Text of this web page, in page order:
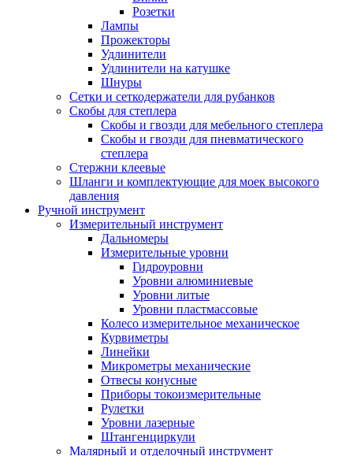
Розетки
Лампы
Прожекторы
Удлинители
Удлинители на катушке
Шнуры
Сетки и сеткодержатели для рубанков
Скобы для степлера
Скобы и гвозди для мебельного степлера
Скобы и гвозди для пневматического
степлера
Стержни клеевые
Шланги и комплектующие для моек высокого
давления
Ручной инструмент
Измерительный инструмент
Дальномеры
Измерительные уровни
Гидроуровни
Уровни алюминиевые
Уровни литые
Уровни пластмассовые
Колесо измерительное механическое
Курвиметры
Линейки
Микрометры механические
Отвесы конусные
Приборы токоизмерительные
Рулетки
Уровни лазерные
Штангенциркули
Малярный и отделочный инструмент